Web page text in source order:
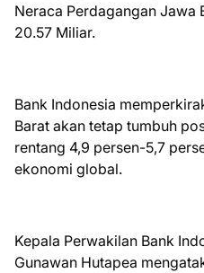
Neraca Perdagangan Jawa
20.57 Miliar.
Bank Indonesia
Barat akan tetap tumbuh
rentang 4,9 persen-5,7
ekonomi global.
Kepala Perwakilan Bank
Gunawan Hutapea